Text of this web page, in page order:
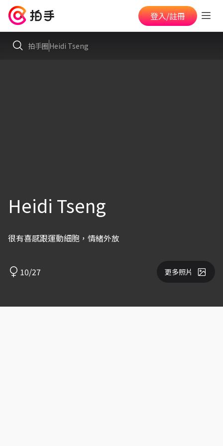
登入/註冊
拍手圈Heidi Tseng
Heidi Tseng
很有喜感跟運動細胞，情緒外放
10/27 更多照片